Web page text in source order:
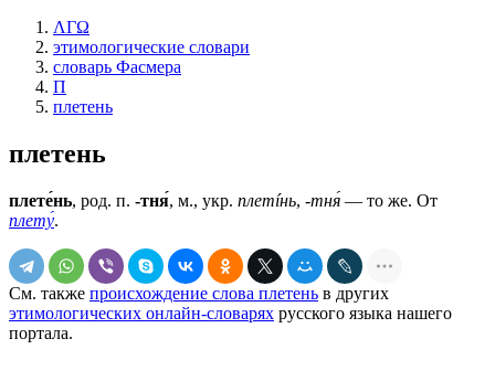
ΛΓΩ
этимологические словари
словарь Фасмера
П
плетень
плетень
плете́нь, род. п. -тня́, м., укр. плетíнь, -тня́ — то же. От
плету́.
См. также происхождение слова плетень в других
этимологических онлайн-словарях русского языка нашего
портала.